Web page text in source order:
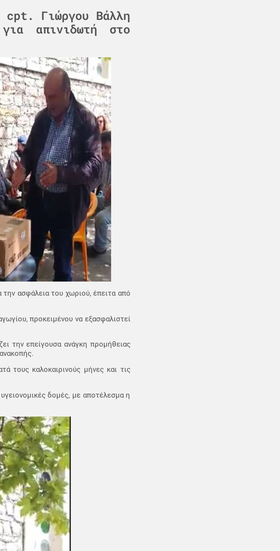
cpt. Γιώργου Βάλλη
απινιδωτή στο
ασφάλεια του χωριού, έπειτα από
προκειμένου να εξασφαλιστεί
την επείγουσα ανάγκη προμήθειας
τους καλοκαιρινούς μήνες και τις
δομές, με αποτέλεσμα η